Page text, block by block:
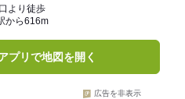
より徒歩
から616m
プリで地図を開く
広告を非表示